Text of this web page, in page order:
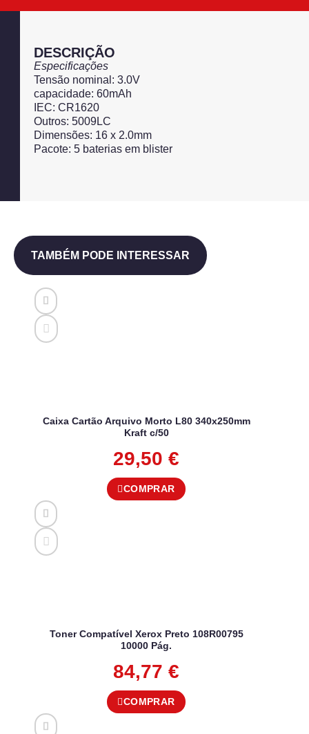
DESCRIÇÃO
Especificações
Tensão nominal: 3.0V
capacidade: 60mAh
IEC: CR1620
Outros: 5009LC
Dimensões: 16 x 2.0mm
Pacote: 5 baterias em blister
TAMBÉM PODE INTERESSAR
Caixa Cartão Arquivo Morto L80 340x250mm
Kraft c/50
29,50 €
COMPRAR
Toner Compatível Xerox Preto 108R00795
10000 Pág.
84,77 €
COMPRAR